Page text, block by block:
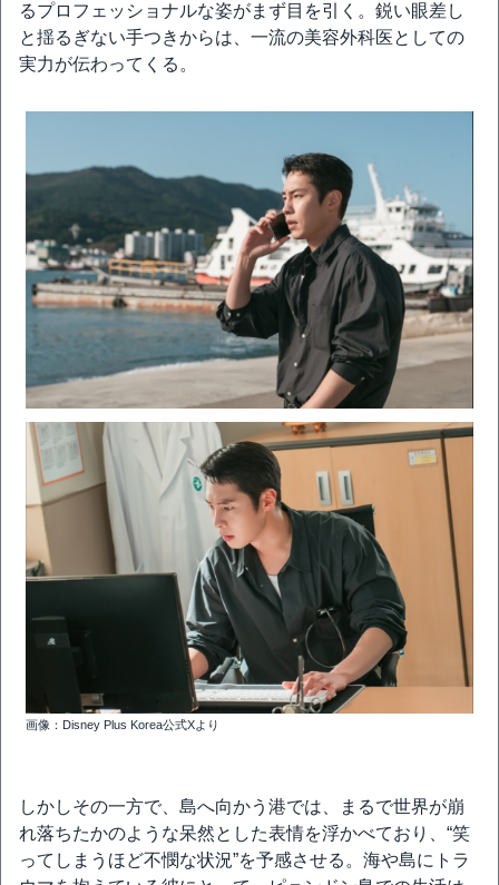
るプロフェッショナルな姿がまず目を引く。鋭い眼差し
と揺るぎない手つきからは、一流の美容外科医としての
実力が伝わってくる。
画像：Disney Plus Korea公式Xより
しかしその一方で、島へ向かう港では、まるで世界が崩
れ落ちたかのような呆然とした表情を浮かべており、“笑
ってしまうほど不憫な状況”を予感させる。海や島にトラ